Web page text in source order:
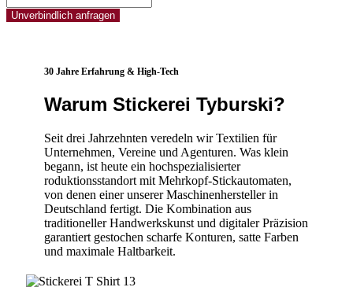
30 Jahre Erfahrung & High‑Tech
Warum Stickerei Tyburski?
Seit drei Jahrzehnten veredeln wir Textilien für
Unternehmen, Vereine und Agenturen. Was klein
begann, ist heute ein hochspezialisierter
roduktionsstandort mit Mehrkopf-Stickautomaten,
von denen einer unserer Maschinenhersteller in
Deutschland fertigt. Die Kombination aus
traditioneller Handwerkskunst und digitaler Präzision
garantiert gestochen scharfe Konturen, satte Farben
und maximale Haltbarkeit.